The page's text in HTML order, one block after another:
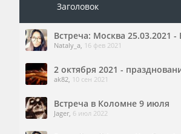
Заголовок
Встреча: Москва 25.03.2021
Nataly_a, 16 фев 2021
2 октября 2021 -
ak82, 10 сен 2021
Встреча в Коломне 9 июля
Jager, 6 июл 2022